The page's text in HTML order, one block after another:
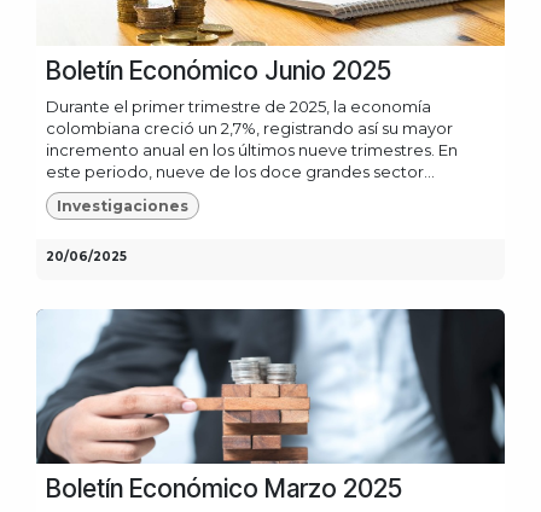
Boletín Económico Junio 2025
Durante el primer trimestre de 2025, la economía
colombiana creció un 2,7%, registrando así su mayor
incremento anual en los últimos nueve trimestres. En
este periodo, nueve de los doce grandes sector...
Investigaciones
20/06/2025
Boletín Económico Marzo 2025